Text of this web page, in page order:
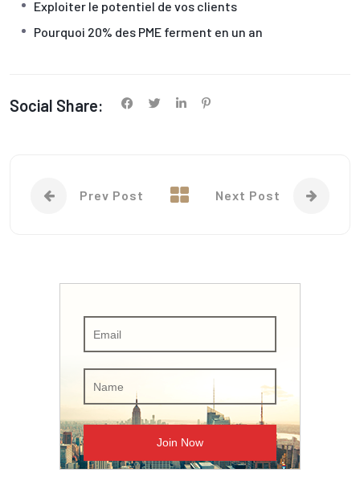
Exploiter le potentiel de vos clients
Pourquoi 20% des PME ferment en un an
Social Share:
Prev Post Next Post